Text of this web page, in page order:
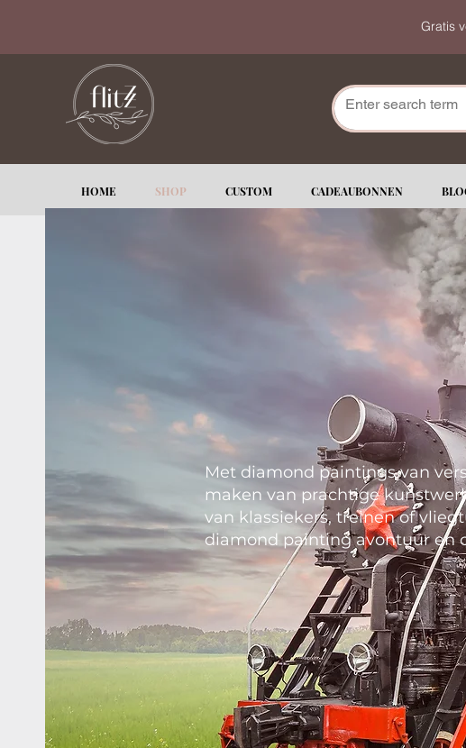
Gratis
HOME SHOP CUSTOM CADEAUBONNEN
Met diamond paintings van
maken van prachtige
van klassiekers, treinen of
diamond painting avontuur en